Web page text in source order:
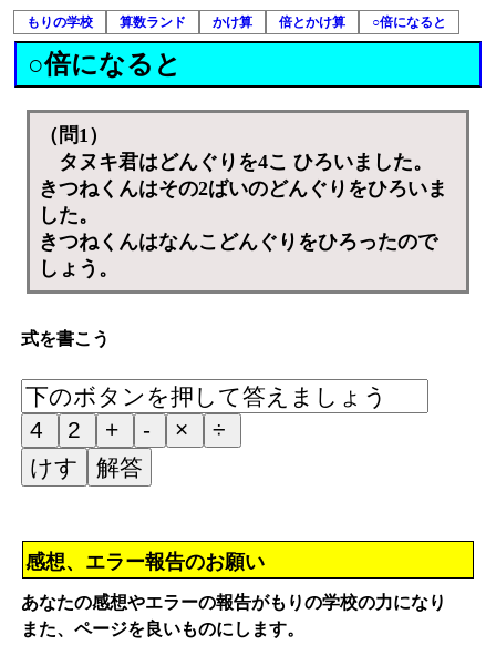
もりの学校 算数ランド かけ算 倍とかけ算 ○倍になると
○倍になると
（問1）
タヌキ君はどんぐりを4こ ひろいました。
きつねくんはその2ばいのどんぐりをひろいま
した。
きつねくんはなんこどんぐりをひろったので
しょう。
式を書こう
感想、エラー報告のお願い
あなたの感想やエラーの報告がもりの学校の力になり
また、ページを良いものにします。